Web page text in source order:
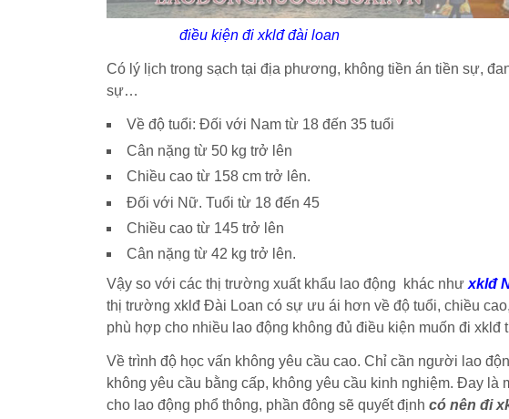
điều kiện đi xklđ đài loan
Có lý lịch trong sạch tại địa phương, không tiền án tiền sự,
sự…
Về độ tuổi: Đối với Nam từ 18 đến 35 tuổi
Cân nặng từ 50 kg trở lên
Chiều cao từ 158 cm trở lên.
Đối với Nữ. Tuổi từ 18 đến 45
Chiều cao từ 145 trở lên
Cân nặng từ 42 kg trở lên.
Vậy so với các thị trường xuất khẩu lao động khác như xklđ
thị trường xklđ Đài Loan có sự ưu ái hơn về độ tuổi, chiều
phù hợp cho nhiều lao động không đủ điều kiện muốn đi xklđ
Về trình độ học vấn không yêu cầu cao. Chỉ cần người lao
không yêu cầu bằng cấp, không yêu cầu kinh nghiệm. Đay là
cho lao động phổ thông, phần đông sẽ quyết định có nên đi